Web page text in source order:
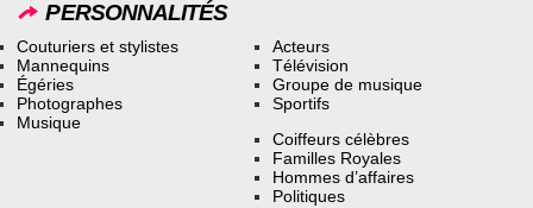
PERSONNALITÉS
Couturiers et stylistes
Mannequins
Égéries
Photographes
Musique
Acteurs
Télévision
Groupe de musique
Sportifs
Coiffeurs célèbres
Familles Royales
Hommes d’affaires
Politiques